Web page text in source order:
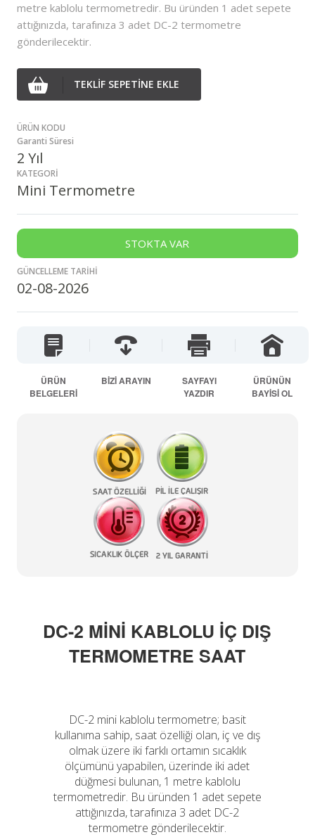
metre kablolu termometredir. Bu üründen 1 adet sepete
attığınızda, tarafınıza 3 adet DC-2 termometre
gönderilecektir.
TEKLİF SEPETİNE EKLE
ÜRÜN KODU
Garanti Süresi
2 Yıl
KATEGORİ
Mini Termometre
STOKTA VAR
GÜNCELLEME TARİHİ
02-08-2026
ÜRÜN
BELGELERİ
BİZİ ARAYIN
SAYFAYI
YAZDIR
ÜRÜNÜN
BAYİSİ OL
DC-2 MİNİ KABLOLU İÇ DIŞ
TERMOMETRE SAAT
DC-2 mini kablolu termometre; basit
kullanıma sahip, saat özelliği olan, iç ve dış
olmak üzere iki farklı ortamın sıcaklık
ölçümünü yapabilen, üzerinde iki adet
düğmesi bulunan, 1 metre kablolu
termometredir. Bu üründen 1 adet sepete
attığınızda, tarafınıza 3 adet DC-2
termometre gönderilecektir.